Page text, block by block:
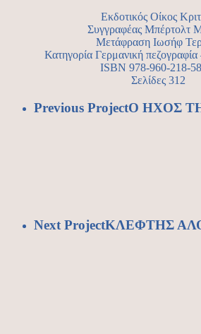
Εκδοτικός Οίκος
Συγγραφέας Μπέρτολτ
Μετάφραση Ιωσήφ
Κατηγορία Γερμανική
ISBN 978-960-218-
Σελίδες 312
Previous ProjectΟ ΗΧΟΣ
Next ProjectΚΛΕΦΤΗΣ